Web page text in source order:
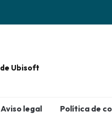
Ubisoft
Aviso legal Política de